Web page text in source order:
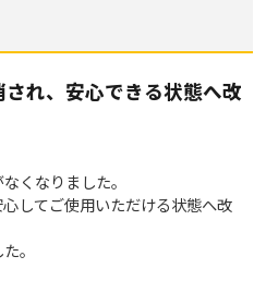
れ、安心できる状態へ改
くなりました。
してご使用いただける状態へ改
。